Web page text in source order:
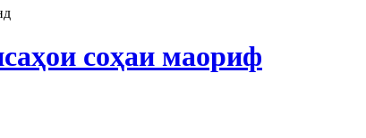
соҳаи маориф